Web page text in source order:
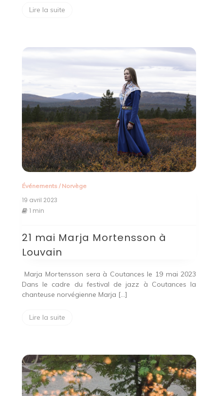
Lire la suite
Événements/ Norvège
19 avril 2023
1 min
21 mai Marja Mortensson à
Louvain
Marja Mortensson sera à Coutances le 19 mai 2023
Dans le cadre du festival de jazz à Coutances la
chanteuse norvégienne Marja […]
Lire la suite